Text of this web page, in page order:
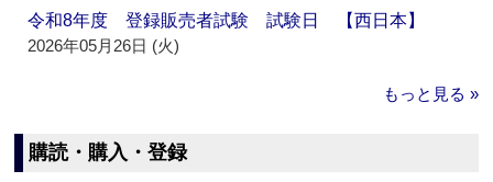
令和8年度 登録販売者試験 試験日 【西日本】
2026年05月26日 (火)
もっと見る »
購読・購入・登録